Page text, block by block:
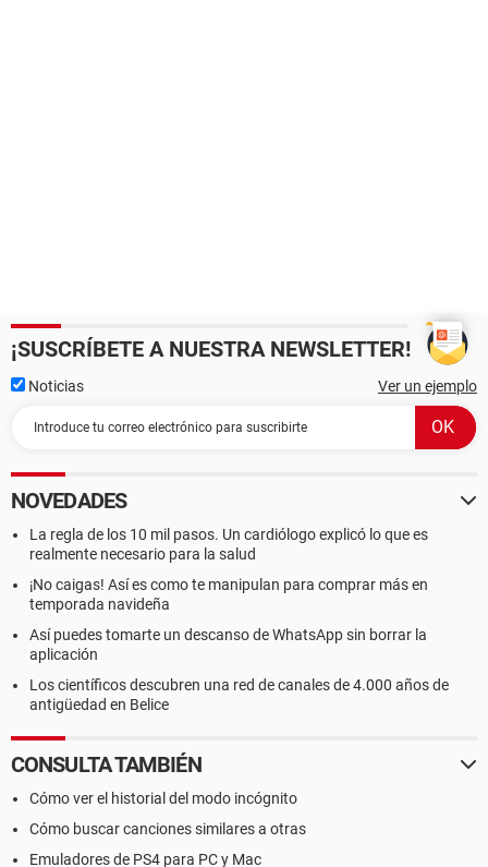
¡SUSCRÍBETE A NUESTRA NEWSLETTER!
Noticias Ver un ejemplo
NOVEDADES
La regla de los 10 mil pasos. Un cardiólogo explicó lo que es
realmente necesario para la salud
¡No caigas! Así es como te manipulan para comprar más en
temporada navideña
Así puedes tomarte un descanso de WhatsApp sin borrar la
aplicación
Los científicos descubren una red de canales de 4.000 años de
antigüedad en Belice
CONSULTA TAMBIÉN
Cómo ver el historial del modo incógnito
Cómo buscar canciones similares a otras
Emuladores de PS4 para PC y Mac